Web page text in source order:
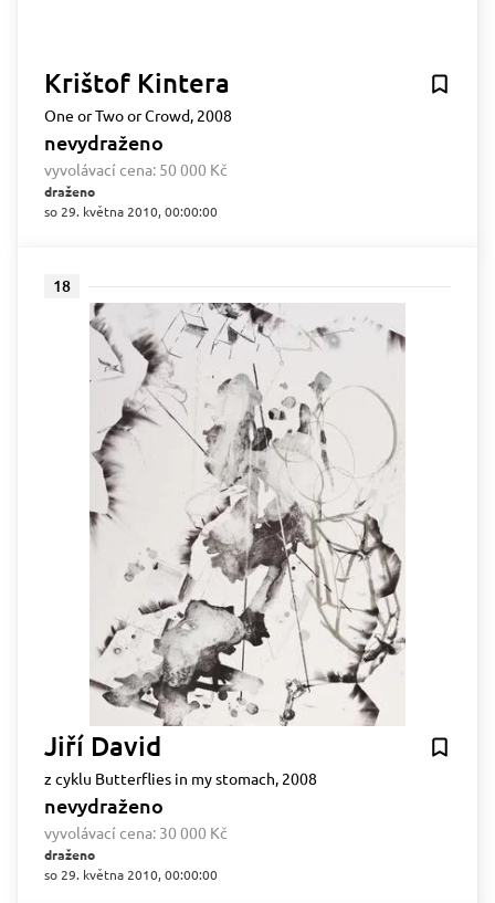
Krištof Kintera
One or Two or Crowd, 2008
nevydraženo
vyvolávací cena: 50 000 Kč
draženo
so 29. května 2010, 00:00:00
18
Jiří David
z cyklu Butterflies in my stomach, 2008
nevydraženo
vyvolávací cena: 30 000 Kč
draženo
so 29. května 2010, 00:00:00